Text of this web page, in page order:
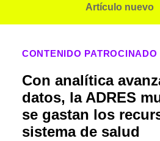
Artículo nuevo
CONTENIDO PATROCINADO
Con analítica
datos, la ADRES
se gastan los
sistema de salud